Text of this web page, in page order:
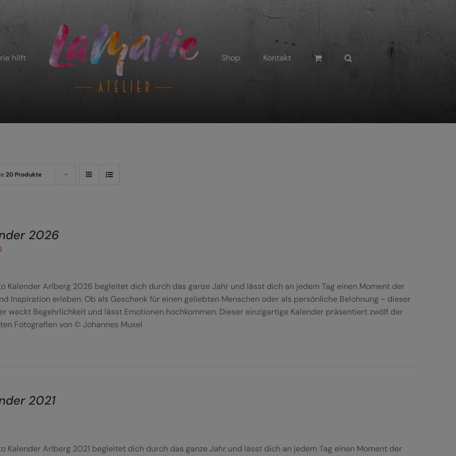
hilft Shop Kontakt
20 Produkte
2026
Kalender Arlberg 2026 begleitet dich durch das ganze Jahr und lässt dich an jedem Tag einen Moment der
Inspiration erleben. Ob als Geschenk für einen geliebten Menschen oder als persönliche Belohnung - dieser
weckt Begehrlichkeit und lässt Emotionen hochkommen. Dieser einzigartige Kalender präsentiert zwölf der
Fotografien von © Johannes Muxel
2021
Kalender Arlberg 2021 begleitet dich durch das ganze Jahr und lässt dich an jedem Tag einen Moment der